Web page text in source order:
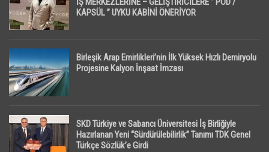
KAPSÜL ” UYKU KABİNİ ÖNERİYOR
Birleşik Arap Emirlikleri’nin İlk Yüksek Hızlı Demiryolu
Projesine Kalyon İnşaat İmzası
SKD Türkiye ve Sabancı Üniversitesi İş Birliğiyle
Hazırlanan Yeni “Sürdürülebilirlik” Tanımı TDK Genel
Türkçe Sözlük’e Girdi